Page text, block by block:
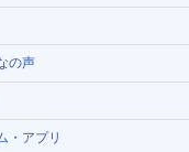
の声
・アプリ